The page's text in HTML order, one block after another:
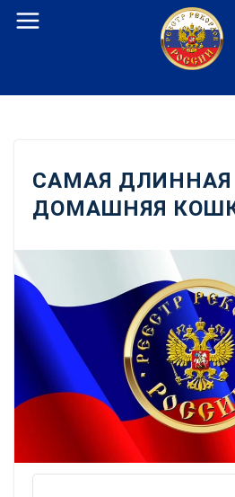
Перейти
САМАЯ ДЛИННАЯ
ДОМАШНЯЯ